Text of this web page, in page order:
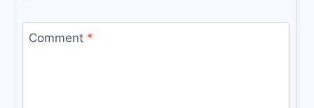
Comment *